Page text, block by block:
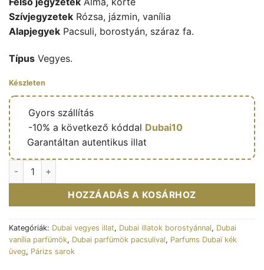
Szívjegyzetek Rózsa, jázmin, vanília
Alapjegyek Pacsuli, borostyán, száraz fa.
Típus Vegyes.
Készleten
Gyors szállítás
-10% a következő kóddal Dubai10
Garantáltan autentikus illat
Zahi - Eau de parfum mixte (flacon bleu 85 ml) - Paris Corner
HOZZÁADÁS A KOSÁRHOZ
Kategóriák: Dubai vegyes illat, Dubai illatok borostyánnal, Dubai
vanília parfümök, Dubai parfümök pacsulival, Parfums Dubaï kék
üveg, Párizs sarok